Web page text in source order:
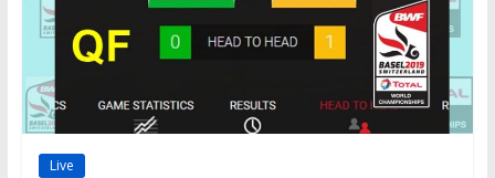
game,
my
life
Live